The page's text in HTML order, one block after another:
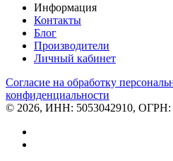
Информация
Контакты
Блог
Производители
Личный кабинет
Согласие на обработку
конфиденциальности
© 2026, ИНН: 5053042910, ОГРН: